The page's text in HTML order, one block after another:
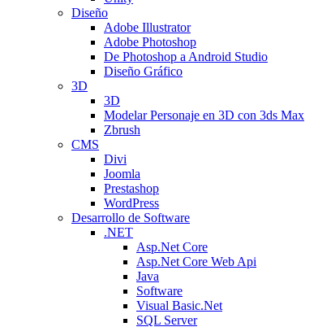
Diseño
Adobe Illustrator
Adobe Photoshop
De Photoshop a Android Studio
Diseño Gráfico
3D
3D
Modelar Personaje en 3D con 3ds Max
Zbrush
CMS
Divi
Joomla
Prestashop
WordPress
Desarrollo de Software
.NET
Asp.Net Core
Asp.Net Core Web Api
Java
Software
Visual Basic.Net
SQL Server